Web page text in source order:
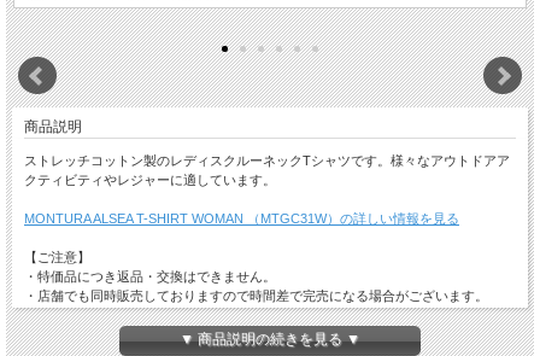
商品説明
ストレッチコットン製のレディスクルーネックTシャツです。様々なアウトドアア
クティビティやレジャーに適しています。
MONTURA ALSEA T-SHIRT WOMAN （MTGC31W）の詳しい情報を見る
【ご注意】
・特価品につき返品・交換はできません。
・店舗でも同時販売しておりますので時間差で完売になる場合がございます。
以上、予めご了承ください。
▼ 商品説明の続きを見る ▼